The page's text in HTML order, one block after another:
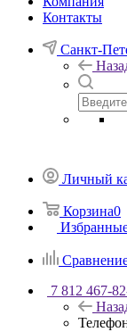
Контакты
Санкт-
Личный
Корзина0
7 812 467-